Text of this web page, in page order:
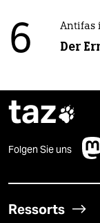
6 Antifas
Der
taz
Folgen Sie uns
Ressorts